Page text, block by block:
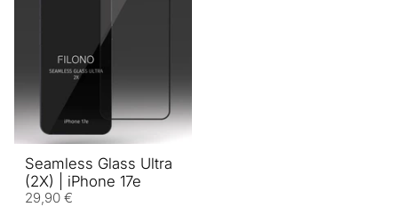
Seamless Glass Ultra
(2X) | iPhone 17e
29,90 €